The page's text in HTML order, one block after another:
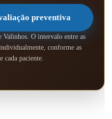
preventiva
Valinhos. O intervalo entre as
conforme as
cada paciente.